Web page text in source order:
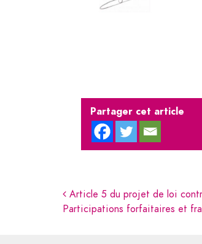
Partager cet article
Navigation
Article 5 du projet de loi
Participations forfaitaires et